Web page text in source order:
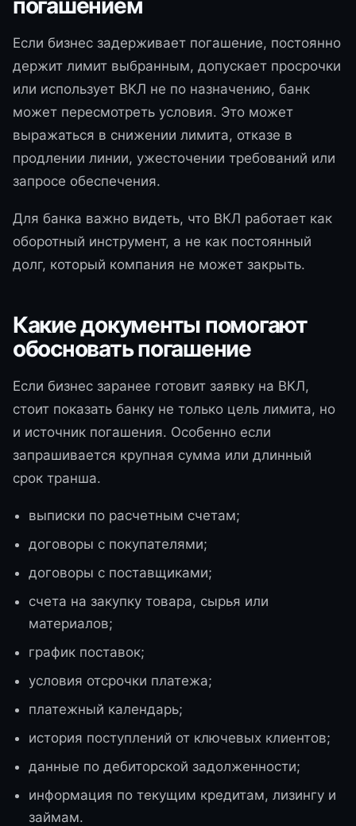
погашением
Если бизнес задерживает погашение, постоянно
держит лимит выбранным, допускает просрочки
или использует ВКЛ не по назначению, банк
может пересмотреть условия. Это может
выражаться в снижении лимита, отказе в
продлении линии, ужесточении требований или
запросе обеспечения.
Для банка важно видеть, что ВКЛ работает как
оборотный инструмент, а не как постоянный
долг, который компания не может закрыть.
Какие документы помогают
обосновать погашение
Если бизнес заранее готовит заявку на ВКЛ,
стоит показать банку не только цель лимита, но
и источник погашения. Особенно если
запрашивается крупная сумма или длинный
срок транша.
выписки по расчетным счетам;
договоры с покупателями;
договоры с поставщиками;
счета на закупку товара, сырья или
материалов;
график поставок;
условия отсрочки платежа;
платежный календарь;
история поступлений от ключевых клиентов;
данные по дебиторской задолженности;
информация по текущим кредитам, лизингу и
займам.